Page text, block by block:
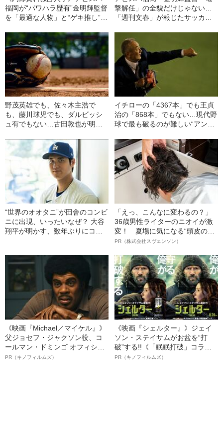
福岡が“パワハラ歴有”金明輝監督
を「最適な人物」と“ゲキ推し”し
も判明」
撃解任」の全貌だけじゃない…
「週刊文春」が報じたサッカー
野茂英雄でも、佐々木主浩で
も、藤川球児でも、ダルビッシ
ュ有でもない…古田敦也が明か
イチローの「4367本」でも王貞
治の「868本」でもない…現代野
球で最も破るのが難しい“アンタ
“世界のオオタニ”が田舎のコンビ
ニに出現、いったいなぜ？ 大谷
翔平が明かす、数年ぶりにコン
「えっ、こんなに変わるの？」
36歳男性ライターのニオイが激
変！ 夏場に気になる“頭皮のニ
オイ”や“ベタつき”を解消す
ト”が生み出した徹底ケアとは
PR（株式会社スヴェンソン）
《映画『Michael／マイケル』》
父ジョセフ・ジャクソン役、コ
ールマン・ドミンゴ オフィシャ
ルインタビュー“観客を魅了した
PR（キノフィルムズ）
《映画『シェルター』》ジェイ
ソン・ステイサムがお盆を“打
破”する!!《「眠眠打破」コラ
ボ》
PR（キノフィルムズ）